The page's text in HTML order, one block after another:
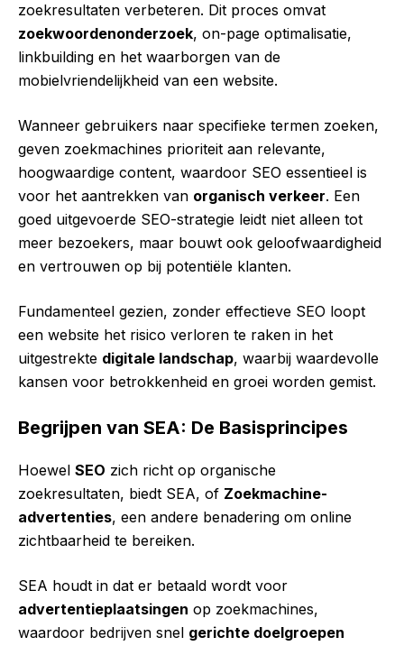
zoekresultaten verbeteren. Dit proces omvat
zoekwoordenonderzoek, on-page optimalisatie,
linkbuilding en het waarborgen van de
mobielvriendelijkheid van een website.
Wanneer gebruikers naar specifieke termen zoeken,
geven zoekmachines prioriteit aan relevante,
hoogwaardige content, waardoor SEO essentieel is
voor het aantrekken van organisch verkeer. Een
goed uitgevoerde SEO-strategie leidt niet alleen tot
meer bezoekers, maar bouwt ook geloofwaardigheid
en vertrouwen op bij potentiële klanten.
Fundamenteel gezien, zonder effectieve SEO loopt
een website het risico verloren te raken in het
uitgestrekte digitale landschap, waarbij waardevolle
kansen voor betrokkenheid en groei worden gemist.
Begrijpen van SEA: De Basisprincipes
Hoewel SEO zich richt op organische
zoekresultaten, biedt SEA, of Zoekmachine-
advertenties, een andere benadering om online
zichtbaarheid te bereiken.
SEA houdt in dat er betaald wordt voor
advertentieplaatsingen op zoekmachines,
waardoor bedrijven snel gerichte doelgroepen